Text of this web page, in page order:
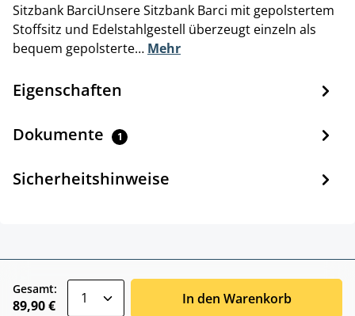
Sitzbank BarciUnsere Sitzbank Barci mit gepolstertem
Stoffsitz und Edelstahlgestell überzeugt einzeln als
bequem gepolsterte… Mehr
Eigenschaften
Dokumente 1
Sicherheitshinweise
Gesamt:
89,90 € In den Warenkorb